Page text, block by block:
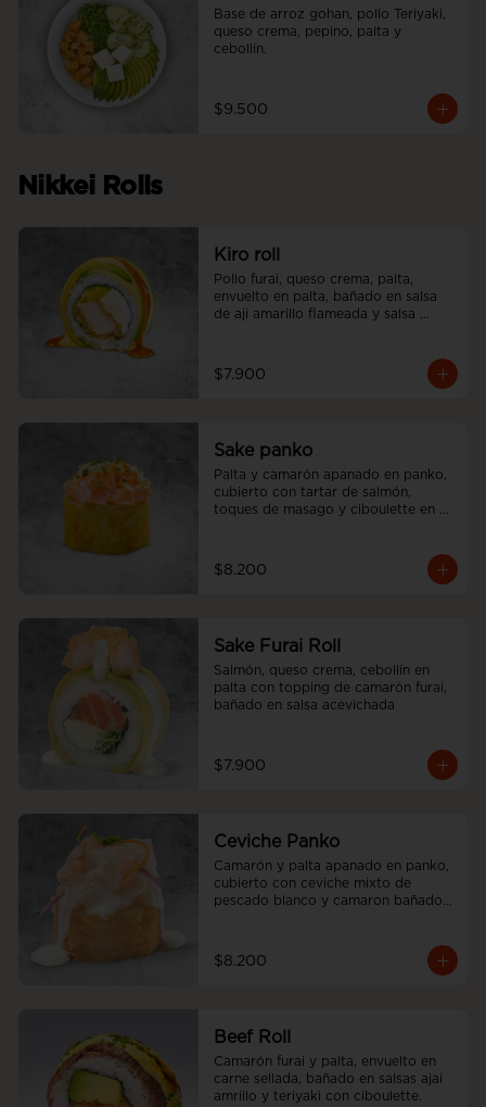
Base de arroz gohan, pollo Teriyaki,
queso crema, pepino, palta y
cebollín.
$9.500
Nikkei Rolls
Kiro roll
Pollo furai, queso crema, palta,
envuelto en palta, bañado en salsa
de aji amarillo flameada y salsa
$7.900
Sake panko
Palta y camarón apanado en panko,
cubierto con tartar de salmón,
toques de masago y ciboulette en
$8.200
Sake Furai Roll
Salmón, queso crema, cebollín en
palta con topping de camarón furai,
bañado en salsa acevichada
$7.900
Ceviche Panko
Camarón y palta apanado en panko,
cubierto con ceviche mixto de
pescado blanco y camaron bañado
$8.200
Beef Roll
Camarón furai y palta, envuelto en
carne sellada, bañado en salsas ajai
amrillo y teriyaki con ciboulette.